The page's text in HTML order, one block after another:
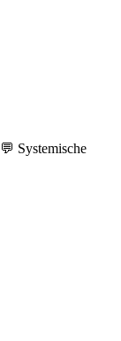
💬 Systemische